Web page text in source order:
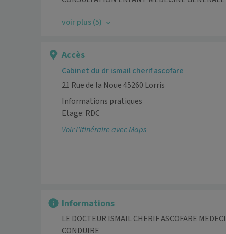
voir plus (5)
Accès
Cabinet du dr ismail cherif ascofare
21 Rue de la Noue 45260 Lorris
Informations pratiques
Etage: RDC
Voir l’itinéraire avec Maps
Informations
LE DOCTEUR ISMAIL CHERIF ASCOFARE
CONDUIRE